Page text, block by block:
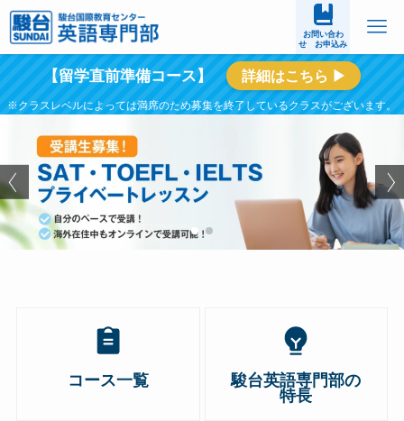
お問い合わ
せ お申込み
【留学直前準備コース】 詳細はこちら ▶
コース一覧
駿台英語専門部の
特長